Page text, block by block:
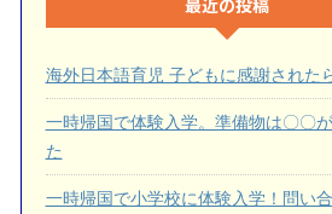
海外日本語育児 子どもに感謝された
一時帰国で体験入学。準備物は〇〇
た
一時帰国で小学校に体験入学！問い